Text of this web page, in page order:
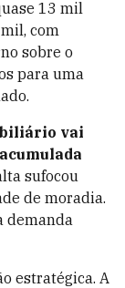
13 mil
com
sobre o
para uma
vai
sufocou
de moradia.
demanda
estratégica. A